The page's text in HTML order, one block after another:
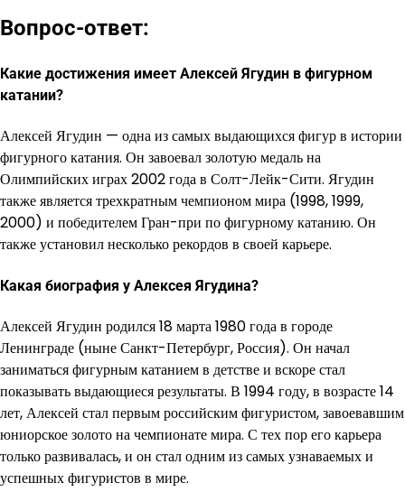
Вопрос-ответ:
Какие достижения имеет Алексей Ягудин в фигурном
катании?
Алексей Ягудин — одна из самых выдающихся фигур в истории
фигурного катания. Он завоевал золотую медаль на
Олимпийских играх 2002 года в Солт-Лейк-Сити. Ягудин
также является трехкратным чемпионом мира (1998, 1999,
2000) и победителем Гран-при по фигурному катанию. Он
также установил несколько рекордов в своей карьере.
Какая биография у Алексея Ягудина?
Алексей Ягудин родился 18 марта 1980 года в городе
Ленинграде (ныне Санкт-Петербург, Россия). Он начал
заниматься фигурным катанием в детстве и вскоре стал
показывать выдающиеся результаты. В 1994 году, в возрасте 14
лет, Алексей стал первым российским фигуристом, завоевавшим
юниорское золото на чемпионате мира. С тех пор его карьера
только развивалась, и он стал одним из самых узнаваемых и
успешных фигуристов в мире.